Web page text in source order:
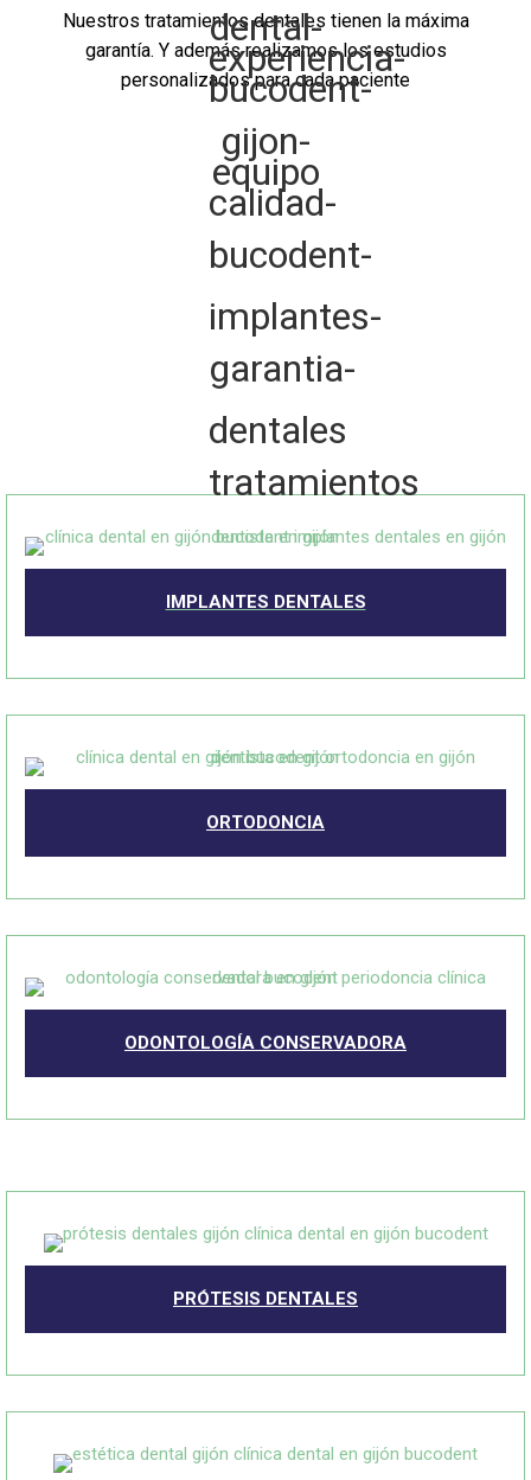
Nuestros tratamientos dentales tienen la máxima
garantía. Y además realizamos los estudios
personalizados para cada paciente
Tu clínica dental en Gijón
Nuestros tratamientos
IMPLANTES DENTALES
ORTODONCIA
ODONTOLOGÍA CONSERVADORA
PRÓTESIS DENTALES